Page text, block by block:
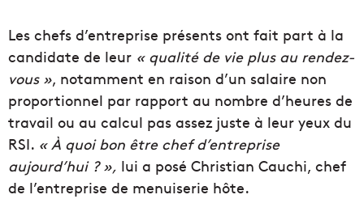
Les chefs d’entreprise présents ont fait part à la
candidate de leur « qualité de vie plus au rendez-
vous », notamment en raison d’un salaire non
proportionnel par rapport au nombre d’heures de
travail ou au calcul pas assez juste à leur yeux du
RSI. « À quoi bon être chef d’entreprise
aujourd’hui ? », lui a posé Christian Cauchi, chef
de l’entreprise de menuiserie hôte.